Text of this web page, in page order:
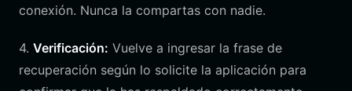
conexión. Nunca la compartas con nadie.
4. Verificación: Vuelve a ingresar la frase de
recuperación según lo solicite la aplicación para